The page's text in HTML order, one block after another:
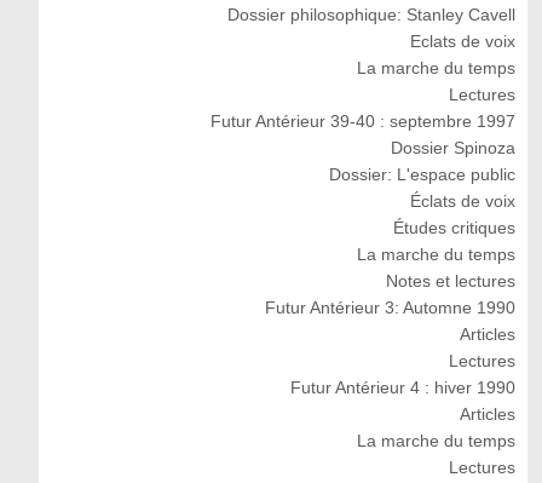
Dossier philosophique: Stanley Cavell
Eclats de voix
La marche du temps
Lectures
Futur Antérieur 39-40 : septembre 1997
Dossier Spinoza
Dossier: L'espace public
Éclats de voix
Études critiques
La marche du temps
Notes et lectures
Futur Antérieur 3: Automne 1990
Articles
Lectures
Futur Antérieur 4 : hiver 1990
Articles
La marche du temps
Lectures